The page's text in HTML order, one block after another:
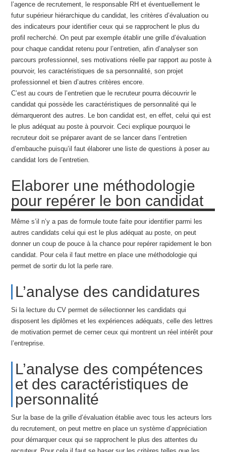
l’agence de recrutement, le responsable RH et éventuellement le
futur supérieur hiérarchique du candidat, les critères d’évaluation ou
des indicateurs pour identifier ceux qui se rapprochent le plus du
profil recherché. On peut par exemple établir une grille d’évaluation
pour chaque candidat retenu pour l’entretien, afin d’analyser son
parcours professionnel, ses motivations réelle par rapport au poste à
pourvoir, les caractéristiques de sa personnalité, son projet
professionnel et bien d’autres critères encore.
C’est au cours de l’entretien que le recruteur pourra découvrir le
candidat qui possède les caractéristiques de personnalité qui le
démarqueront des autres. Le bon candidat est, en effet, celui qui est
le plus adéquat au poste à pourvoir. Ceci explique pourquoi le
recruteur doit se préparer avant de se lancer dans l’entretien
d’embauche puisqu’il faut élaborer une liste de questions à poser au
candidat lors de l’entretien.
Elaborer une méthodologie
pour repérer le bon candidat
Même s’il n’y a pas de formule toute faite pour identifier parmi les
autres candidats celui qui est le plus adéquat au poste, on peut
donner un coup de pouce à la chance pour repérer rapidement le bon
candidat. Pour cela il faut mettre en place une méthodologie qui
permet de sortir du lot la perle rare.
L’analyse des candidatures
Si la lecture du CV permet de sélectionner les candidats qui
disposent les diplômes et les expériences adéquats, celle des lettres
de motivation permet de cerner ceux qui montrent un réel intérêt pour
l’entreprise.
L’analyse des compétences
et des caractéristiques de
personnalité
Sur la base de la grille d’évaluation établie avec tous les acteurs lors
du recrutement, on peut mettre en place un système d’appréciation
pour démarquer ceux qui se rapprochent le plus des attentes du